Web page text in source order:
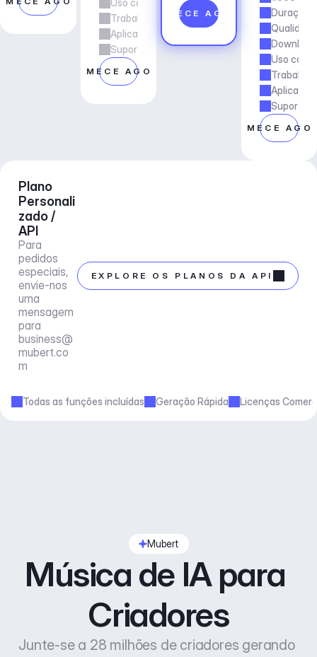
Uso comercial
Trabalho freelancer e de agência
Aplicações e Serviços
Suporte ao gerente de conta
COMECE AGORA
COMECE AGORA
Duração
Uso
Trabalho
Suporte
COMECE
Plano
Personali
zado /
API
Para
pedidos
especiais,
envie-nos
uma
mensagem
business@
mubert.co
m
EXPLORE OS PLANOS DA API
Todas as funções incluídas Geração Rápida Licenças
Mubert
Música de IA para
Criadores
Junte-se a 28 milhões de criadores gerando